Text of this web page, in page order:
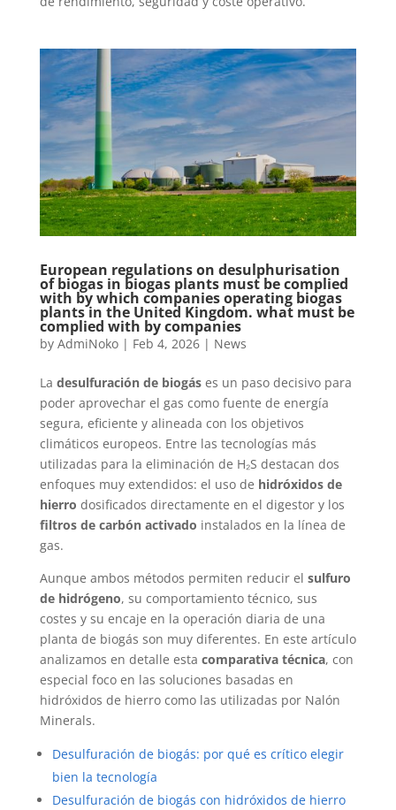
European regulations on desulphurisation
of biogas in biogas plants must be complied
with by which companies operating biogas
plants in the United Kingdom. what must be
complied with by companies
by AdmiNoko| Feb 4, 2026| News
La desulfuración de biogáses un paso decisivo para
poder aprovechar el gas como fuente de energía
segura, eficiente y alineada con los objetivos
climáticos europeos. Entre las tecnologías más
utilizadas para la eliminación de H₂S destacan dos
enfoques muy extendidos: el uso de hidróxidos de
hierro dosificados directamente en el digestor y los
filtros de carbón activado instalados en la línea de
gas.
Aunque ambos métodos permiten reducir el sulfuro
de hidrógeno, su comportamiento técnico, sus
costes y su encaje en la operación diaria de una
planta de biogás son muy diferentes. En este artículo
analizamos en detalle esta comparativa técnica, con
especial foco en las soluciones basadas en
hidróxidos de hierro como las utilizadas por Nalón
Minerals.
Desulfuración de biogás: por qué es crítico elegir
bien la tecnología
Desulfuración de biogás con hidróxidos de hierro